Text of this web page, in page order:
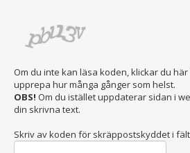
Om du inte kan läsa koden, klickar du
upprepa hur många gånger som helst.
OBS! Om du istället uppdaterar sidan i
din skrivna text.
Skriv av koden för skräppostskyddet i